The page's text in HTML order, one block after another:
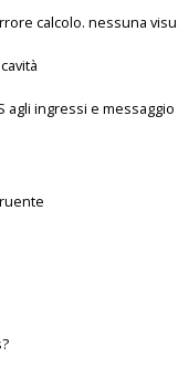
calcolo. nessuna
agli ingressi e